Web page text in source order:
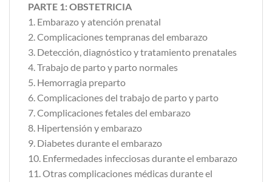
PARTE 1: OBSTETRICIA
1. Embarazo y atención prenatal
2. Complicaciones tempranas del embarazo
3. Detección, diagnóstico y tratamiento prenatales
4. Trabajo de parto y parto normales
5. Hemorragia preparto
6. Complicaciones del trabajo de parto y parto
7. Complicaciones fetales del embarazo
8. Hipertensión y embarazo
9. Diabetes durante el embarazo
10. Enfermedades infecciosas durante el embarazo
11. Otras complicaciones médicas durante el